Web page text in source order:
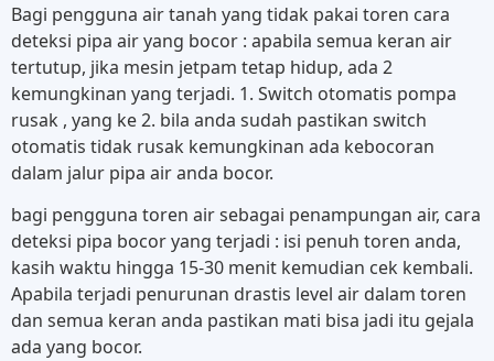
Bagi pengguna air tanah yang tidak pakai toren cara
deteksi pipa air yang bocor : apabila semua keran air
tertutup, jika mesin jetpam tetap hidup, ada 2
kemungkinan yang terjadi. 1. Switch otomatis pompa
rusak , yang ke 2. bila anda sudah pastikan switch
otomatis tidak rusak kemungkinan ada kebocoran
dalam jalur pipa air anda bocor.
bagi pengguna toren air sebagai penampungan air, cara
deteksi pipa bocor yang terjadi : isi penuh toren anda,
kasih waktu hingga 15-30 menit kemudian cek kembali.
Apabila terjadi penurunan drastis level air dalam toren
dan semua keran anda pastikan mati bisa jadi itu gejala
ada yang bocor.